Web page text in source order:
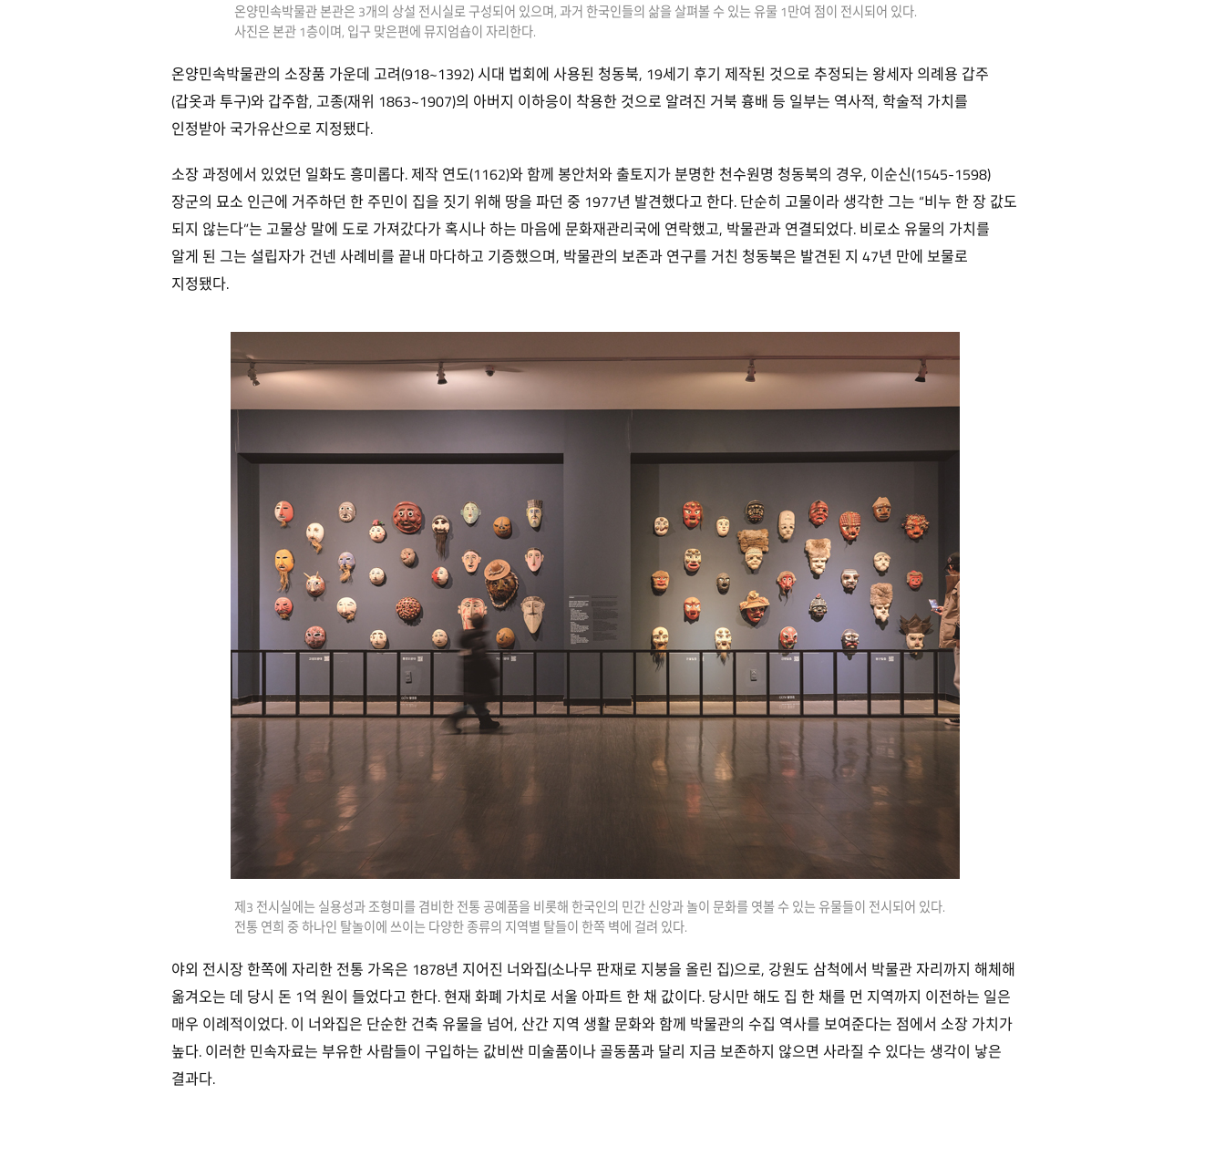
온양민속박물관 본관은 3개의 상설 전시실로 구성되어 있으며, 과거 한국인들의 삶을 살펴볼 수 있는 유물 1만여 점이 전시되어 있다.
사진은 본관 1층이며, 입구 맞은편에 뮤지엄숍이 자리한다.
온양민속박물관의 소장품 가운데 고려(918~1392) 시대 법회에 사용된 청동북, 19세기 후기 제작된 것으로 추정되는 왕세자 의례용 갑주
(갑옷과 투구)와 갑주함, 고종(재위 1863~1907)의 아버지 이하응이 착용한 것으로 알려진 거북 흉배 등 일부는 역사적, 학술적 가치를
인정받아 국가유산으로 지정됐다.
소장 과정에서 있었던 일화도 흥미롭다. 제작 연도(1162)와 함께 봉안처와 출토지가 분명한 천수원명 청동북의 경우, 이순신(1545-1598)
장군의 묘소 인근에 거주하던 한 주민이 집을 짓기 위해 땅을 파던 중 1977년 발견했다고 한다. 단순히 고물이라 생각한 그는 “비누 한 장 값도
되지 않는다”는 고물상 말에 도로 가져갔다가 혹시나 하는 마음에 문화재관리국에 연락했고, 박물관과 연결되었다. 비로소 유물의 가치를
알게 된 그는 설립자가 건넨 사례비를 끝내 마다하고 기증했으며, 박물관의 보존과 연구를 거친 청동북은 발견된 지 47년 만에 보물로
지정됐다.
제3 전시실에는 실용성과 조형미를 겸비한 전통 공예품을 비롯해 한국인의 민간 신앙과 놀이 문화를 엿볼 수 있는 유물들이 전시되어 있다.
전통 연희 중 하나인 탈놀이에 쓰이는 다양한 종류의 지역별 탈들이 한쪽 벽에 걸려 있다.
야외 전시장 한쪽에 자리한 전통 가옥은 1878년 지어진 너와집(소나무 판재로 지붕을 올린 집)으로, 강원도 삼척에서 박물관 자리까지 해체해
옮겨오는 데 당시 돈 1억 원이 들었다고 한다. 현재 화폐 가치로 서울 아파트 한 채 값이다. 당시만 해도 집 한 채를 먼 지역까지 이전하는 일은
매우 이례적이었다. 이 너와집은 단순한 건축 유물을 넘어, 산간 지역 생활 문화와 함께 박물관의 수집 역사를 보여준다는 점에서 소장 가치가
높다. 이러한 민속자료는 부유한 사람들이 구입하는 값비싼 미술품이나 골동품과 달리 지금 보존하지 않으면 사라질 수 있다는 생각이 낳은
결과다.